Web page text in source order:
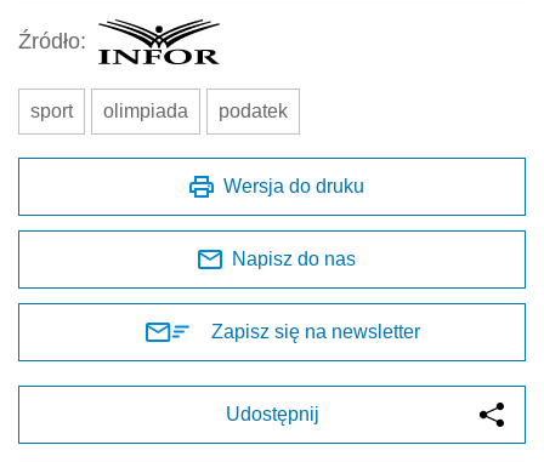
Źródło:
sport olimpiada podatek
Wersja do druku
Napisz do nas
Zapisz się na newsletter
Udostępnij